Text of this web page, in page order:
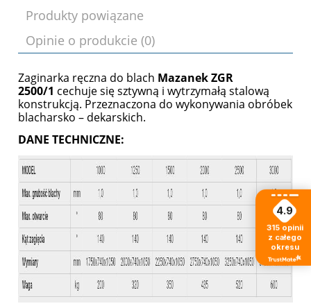
płatności
Produkty powiązane
Opinie o produkcie (0)
Zaginarka ręczna do blach Mazanek ZGR
2500/1 cechuje się sztywną i wytrzymałą stalową
konstrukcją. Przeznaczona do wykonywania obróbek
blacharsko – dekarskich.
DANE TECHNICZNE:
4.9
315 opinii
z całego
okresu